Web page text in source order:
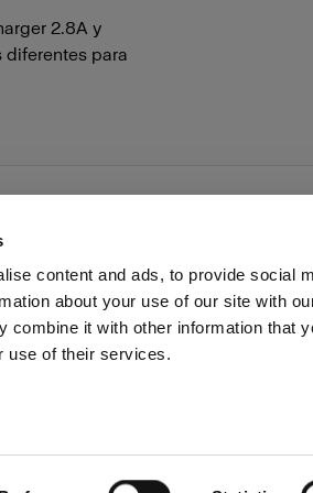
content and ads, to provide social
about your use of our site with
combine it with other information that
use of their services.
2.8A y
diferentes para
profesionales Prensa Inversores